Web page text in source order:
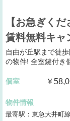
【お急ぎく
賃料無料キ
自由が丘駅まで徒
の物件! 全室鍵付き
個室 ￥
物件情報
最寄駅：東急大井町